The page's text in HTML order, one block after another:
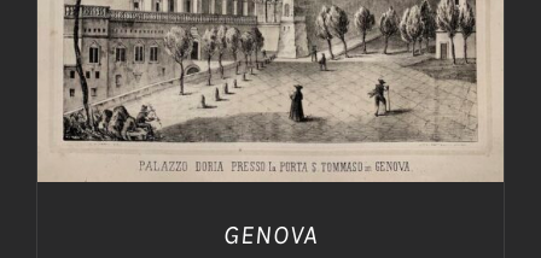
AGGIUNGI AL CARRELLO / DETTAGLI
GENOVA